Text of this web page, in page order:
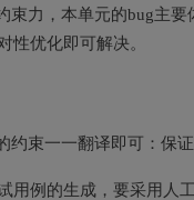
束力，本单元的bug主
性优化即可解决。
约束一一翻译即可：保
用例的生成，要采用人